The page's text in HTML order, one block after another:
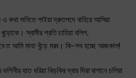
এ কথা শুনিতে পাইয়া দ্রুতপদে বাহিরে আসিয়া
স্বামীর প্রতি চাহিয়া বলিল,
ত আমি মাথা খুঁড়ে মরব। কি-সব হচ্ছে আজকাল!
ভগিনীর হাত ধরিয়া খিড়কির দ্বার দিয়া বাগানে চলিয়া